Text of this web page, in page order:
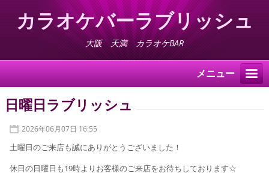
カラオケバーラブリッシュ
大阪 天満 カラオケBAR
メニュー
日曜日ラブリッシュ
2026年06月07日 16:55
土曜日のご来店も誠にありがとうございました！
休日の日曜日も19時よりお客様のご来店をお待ちしております☆